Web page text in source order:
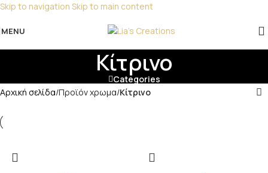
Skip to navigation Skip to main content
Για παραγγελίες για μπομπονιέρες παρακαλώ
επικοινωνήστε μαζί μας!
MENU
Κίτρινο
Categories
Αρχική σελίδα/Προϊόν χρωμα/Κίτρινο